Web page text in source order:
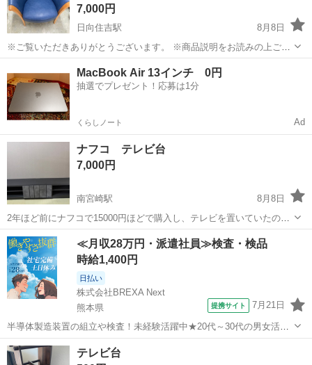
7,000円
日向住吉駅
8月8日
※ご覧いただきありがとうございます。 ※商品説明をお読みの上ご納
得の上でご購入お願い致します 。 こちらの商品は住吉店にございま
す。 商品名：POTOCCO アームチェア イタリア製 ブルー 状態：
中古 現状販売...
椅子 アームチェア
MacBook Air 13インチ 0円
抽選でプレゼント！応募は1分
くらしノート Ad
ナフコ テレビ台
7,000円
南宮崎駅
8月8日
2年ほど前にナフコで15000円ほどで購入し、テレビを置いていたので
すが模様替えでずっと暗所にて保管していました。 ずっと置いていて
も使い道が無いので購入されたい方がいればどうぞ！ サイズ等は幅
177.5奥行41になるかと...
宮崎 宮崎市 南宮崎駅 収納家具
≪月収28万円・派遣社員≫検査・検品
時給1,400円
日払い
株式会社BREXA Next
熊本県
提携サイト 7月21日
半導体製造装置の組立や検査！未経験活躍中★20代～30代の男女活躍
中★ワンルーム寮完備！赴任旅費会社負担！マイカー通勤OK！無料駐
車場あり！正社員登用あり！《熊本県菊池郡大津町》 人気の工場のお
熊本 その他
テレビ台